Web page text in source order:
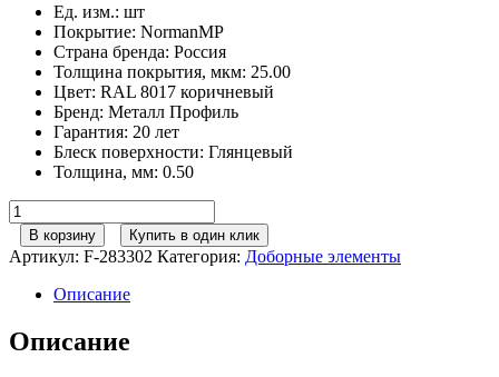
Ед. изм.: шт
Покрытие: NormanMP
Страна бренда: Россия
Толщина покрытия, мкм: 25.00
Цвет: RAL 8017 коричневый
Бренд: Металл Профиль
Гарантия: 20 лет
Блеск поверхности: Глянцевый
Толщина, мм: 0.50
Количество
товара
Металл
Профиль
Планка
сегментная
торцевая
левая
В корзину Купить в один клик
Артикул: F-283302 Категория: Доборные элементы
Описание
Описание